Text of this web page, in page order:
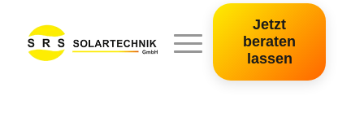
Jetzt
beraten
lassen